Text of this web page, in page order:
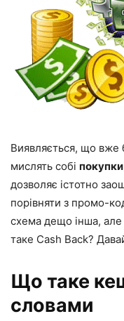
Виявляється, що вже
мислять собі покупки
дозволяє істотно
порівняти з промо-
схема дещо інша,
таке Cash Back?
Що таке
словами